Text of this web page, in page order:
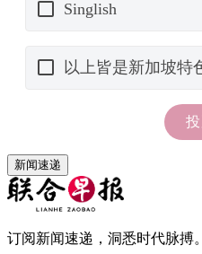
新闻速递
订阅新闻速递，洞悉时代脉搏。